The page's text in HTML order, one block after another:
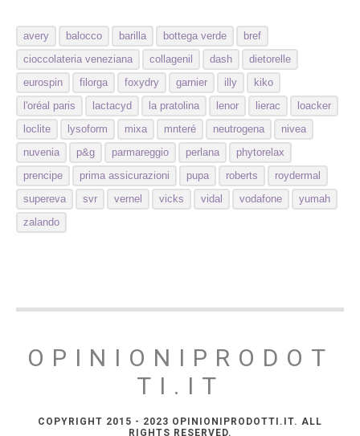
avery balocco barilla bottega verde
bref
cioccolateria veneziana
collagenil dash
dietorelle
eurospin
filorga foxydry garnier illy
kiko
l'oréal paris
lactacyd la pratolina lenor lierac
loacker
loclite
lysoform mixa mnteré neutrogena
nivea
nuvenia
p&g parmareggio perlana
phytorelax
prencipe
prima assicurazioni pupa roberts
roydermal
supereva
svr vernel vicks vidal vodafone
yumah
zalando
OPINIONIPRODOT
TI.IT
COPYRIGHT 2015 - 2023 OPINIONIPRODOTTI.IT. ALL
RIGHTS RESERVED.